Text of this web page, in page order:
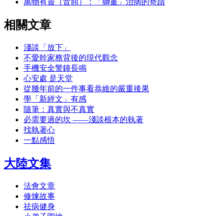
萬物有靈（音頻）：「獅畫」治病的奇蹟
相關文章
淺談「放下」
不愛幹家務背後的現代觀念
手機安全警鐘長鳴
心安處 是天堂
從幾年前的一件事看恭維的嚴重後果
學「新經文」有感
隨筆：真實與不真實
必需要過的坎 ——淺談根本的執著
找執著心
一點感悟
大陸文集
法會文章
修煉故事
祛病健身